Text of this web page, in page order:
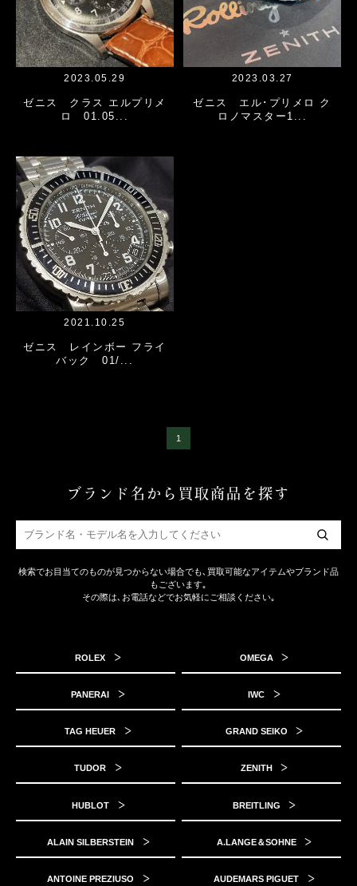
2023.05.29
ゼニス クラス エルプリメ
ロ 01.05...
2023.03.27
ゼニス エル･プリメロ ク
ロノマスター1...
2021.10.25
ゼニス レインボー フライ
バック 01/...
1
ブランド名から買取商品を探す
検索でお目当てのものが見つからない場合でも､買取可能なアイテムやブランド品
もございます｡
その際は､お電話などでお気軽にご相談ください｡
ROLEX OMEGA
PANERAI IWC
TAG HEUER GRAND SEIKO
TUDOR ZENITH
HUBLOT BREITLING
ALAIN SILBERSTEIN A.LANGE＆SOHNE
ANTOINE PREZIUSO AUDEMARS PIGUET